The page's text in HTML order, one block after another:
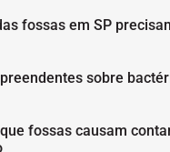
fossas em SP
sobre
fossas causam